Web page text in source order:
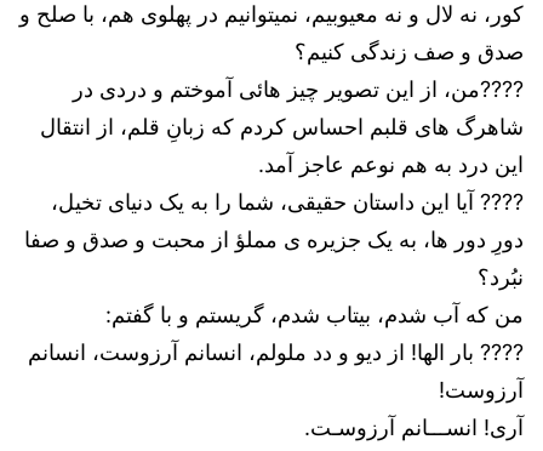
کور، نه لال و نه معیوبیم، نمیتوانیم در پهلوی هم، با صلح و
صدق و صف زندگی کنیم؟
????من، از این تصویر چیز هائی آموختم و دردی در
شاهرگ های قلبم احساس کردم که زبانِ قلم، از انتقال
این درد به هم نوعم عاجز آمد.
???? آیا این داستان حقیقی، شما را به یک دنیای تخیل،
دورِ دور ها، به یک جزیره ی مملؤ از محبت و صدق و صفا
نبُرد؟
من که آب شدم، بیتاب شدم، گریستم و با گفتم:
???? بار الها! از دیو و دد ملولم، انسانم آرزوست، انسانم
آرزوست!
آری! انســـانم آرزوسـت.